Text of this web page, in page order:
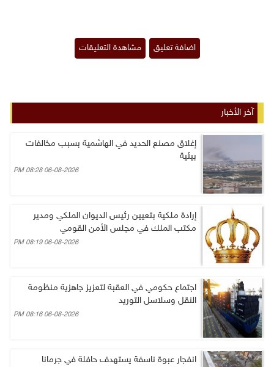
آخر الأخبار
إغلاق مصنع الحديد في الهاشمية بسبب مخالفات
بيئية
06-08-2026 08:28 PM
إرادة ملكية بتعيين رئيس الديوان الملكي ومدير
مكتب الملك في مجلس الأمن القومي
06-08-2026 08:19 PM
اجتماع حكومي في العقبة لتعزيز جاهزية منظومة
النقل وسلاسل التوريد
06-08-2026 08:16 PM
انفجار عبوة ناسفة يستهدف حافلة في جرمانا